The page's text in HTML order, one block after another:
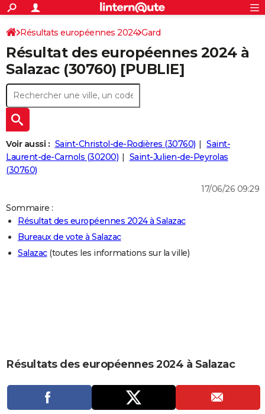
ACTUALITÉS
Politique
Société
Faits Divers
Education
Monde
Villes
+
SPORT
Coupe du monde 2026
Football
Tennis
Cyclisme
Rugby
Forum
CULTURE
Programme TV
TNT
Streaming
Cinéma
Sorties cinéma
Musique
+
FINANCE
Retraite
Impôts
Epargne
Immobilier
Risques naturels par ville
Banque
Assurance
Crédit
AUTO
Essais
Réserver un essai
Citadines
Berlines
SUV
Forum auto
+
HIGH-TECH
Mobiles
Meilleur smartphone
Internet
Ordinateurs
Jeux vidéo
Guide high-tech
+
BRICOLAGE
Guides de France
Escapades
Patrimoine
Expositions
Musées
Week-end nature
+
LIFESTYLE
SANTE
Alimentation
Guide de la santé
Maladies
Médicaments
Sommeil
VOYAGE
Dictionnaire
Biographies
Expressions
Proverbes
PROGRAMME TV
S'inscrire
Connexion
Résultats européennes 2024 Gard
Résultat des européennes 2024 à
Salazac (30760) [PUBLIE]
Voir aussi : Saint-Christol-de-Rodières (30760)
Saint-
Laurent-de-Carnols (30200)
Saint-Julien-de-Peyrolas
(30760)
17/06/26 09:29
Sommaire :
Résultat des européennes 2024 à Salazac
Bureaux de vote à Salazac
Salazac(toutes les informations sur la ville)
Résultats des européennes 2024 à Salazac